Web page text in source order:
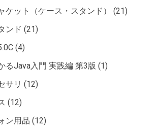
ケット（ケース・スタンド）
(21)
ンド (21)
(4)
るJava入門 実践編 第3版 (1)
サリ (12)
(12)
ン用品 (12)